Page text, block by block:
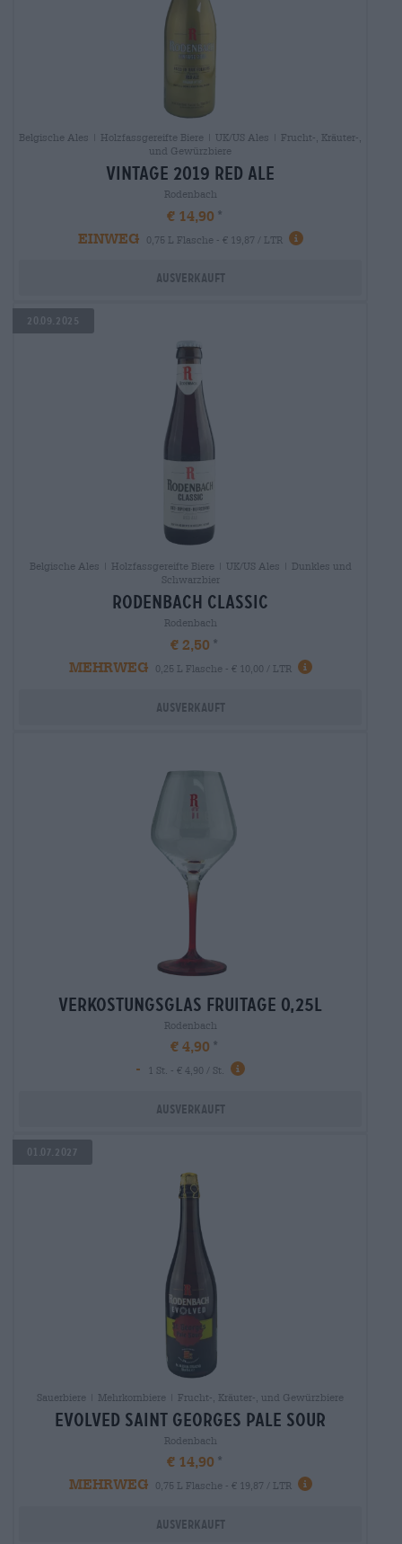
Belgische Ales | Holzfassgereifte Biere | UK/US Ales | Frucht-, Kräuter-,
und Gewürzbiere
vintage 2019 red ale
Rodenbach
€ 14,90
EINWEG
0,75 L Flasche - € 19,87 / LTR
Ausverkauft
20.09.2025
Belgische Ales | Holzfassgereifte Biere | UK/US Ales | Dunkles und
Schwarzbier
rodenbach classic
Rodenbach
€ 2,50
MEHRWEG
0,25 L Flasche - € 10,00 / LTR
Ausverkauft
verkostungsglas fruitage 0,25l
Rodenbach
€ 4,90
-
1 St. - € 4,90 / St.
Ausverkauft
01.07.2027
Sauerbiere | Mehrkornbiere | Frucht-, Kräuter-, und Gewürzbiere
evolved saint georges pale sour
Rodenbach
€ 14,90
MEHRWEG
0,75 L Flasche - € 19,87 / LTR
Ausverkauft